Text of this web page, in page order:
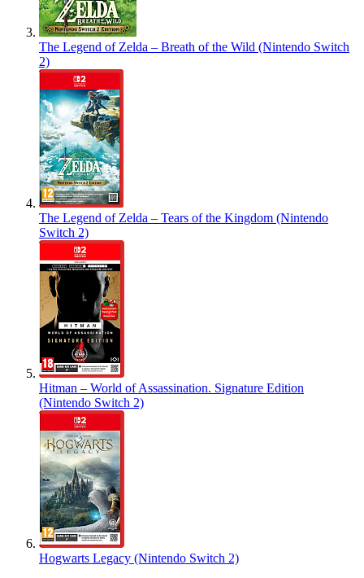
The Legend of Zelda – Breath of the Wild (Nintendo Switch
2)
The Legend of Zelda – Tears of the Kingdom (Nintendo
Switch 2)
Hitman – World of Assassination. Signature Edition
(Nintendo Switch 2)
Hogwarts Legacy (Nintendo Switch 2)